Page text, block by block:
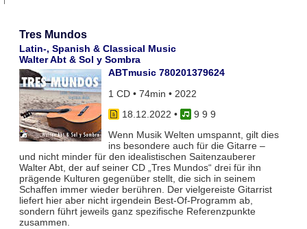
Tres Mundos
Latin-, Spanish & Classical Music
Walter Abt & Sol y Sombra
ABTmusic 780201379624
1 CD • 74min • 2022
18.12.2022 •
9 9 9
Wenn Musik Welten umspannt, gilt dies
ins besondere auch für die Gitarre –
und nicht minder für den idealistischen Saitenzauberer
Walter Abt, der auf seiner CD „Tres Mundos“ drei für ihn
prägende Kulturen gegenüber stellt, die sich in seinem
Schaffen immer wieder berühren. Der vielgereiste Gitarrist
liefert hier aber nicht irgendein Best-Of-Programm ab,
sondern führt jeweils ganz spezifische Referenzpunkte
zusammen.